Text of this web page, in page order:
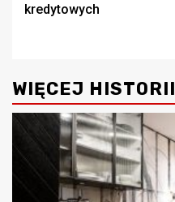
kredytowych
WIĘCEJ HISTORII